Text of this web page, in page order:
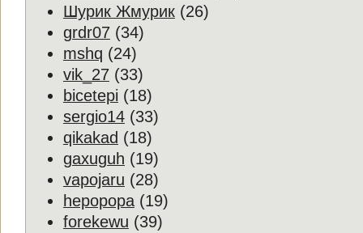
Шурик Жмурик(26)
grdr07(34)
mshq (24)
vik_27(33)
bicetepi (18)
sergio14(33)
qikakad (18)
gaxuguh (19)
vapojaru (28)
hepopopa(19)
forekewu (39)